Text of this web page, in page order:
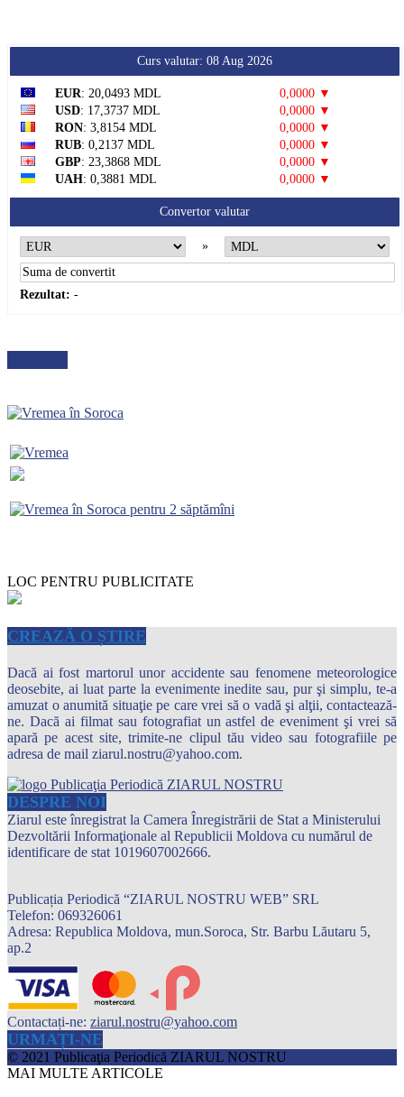
Curs valutar: 08 Aug 2026
EUR: 20,0493 MDL
0,0000 ▼
USD: 17,3737 MDL
0,0000 ▼
RON: 3,8154 MDL
0,0000 ▼
RUB: 0,2137 MDL
0,0000 ▼
GBP: 23,3868 MDL
0,0000 ▼
UAH: 0,3881 MDL 0,0000 ▼
Convertor valutar
»
Rezultat: -
LOC PENTRU PUBLICITATE
CREAZĂ O ȘTIRE
Dacă ai fost martorul unor accidente sau fenomene meteorologice
deosebite, ai luat parte la evenimente inedite sau, pur şi simplu, te-a
amuzat o anumită situaţie pe care vrei să o vadă şi alţii, contactează-
ne. Dacă ai filmat sau fotografiat un astfel de eveniment şi vrei să
apară pe acest site, trimite-ne clipul tău video sau fotografiile pe
adresa de mail ziarul.nostru@yahoo.com.
DESPRE NOI
Ziarul este înregistrat la Camera Înregistrării de Stat a Ministerului
Dezvoltării Informaţionale al Republicii Moldova cu numărul de
identificare de stat 1019607002666.
Publicația Periodică “ZIARUL NOSTRU WEB” SRL
Telefon: 069326061
Adresa: Republica Moldova, mun.Soroca, Str. Barbu Lăutaru 5,
ap.2
Contactați-ne: ziarul.nostru@yahoo.com
URMAȚI-NE
© 2021 Publicaţia Periodică ZIARUL NOSTRU
MAI MULTE ARTICOLE